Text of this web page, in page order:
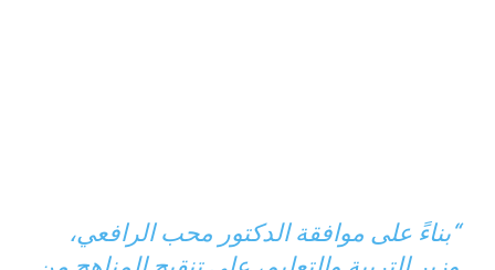
“بناءً على موافقة الدكتور محب الرافعي،